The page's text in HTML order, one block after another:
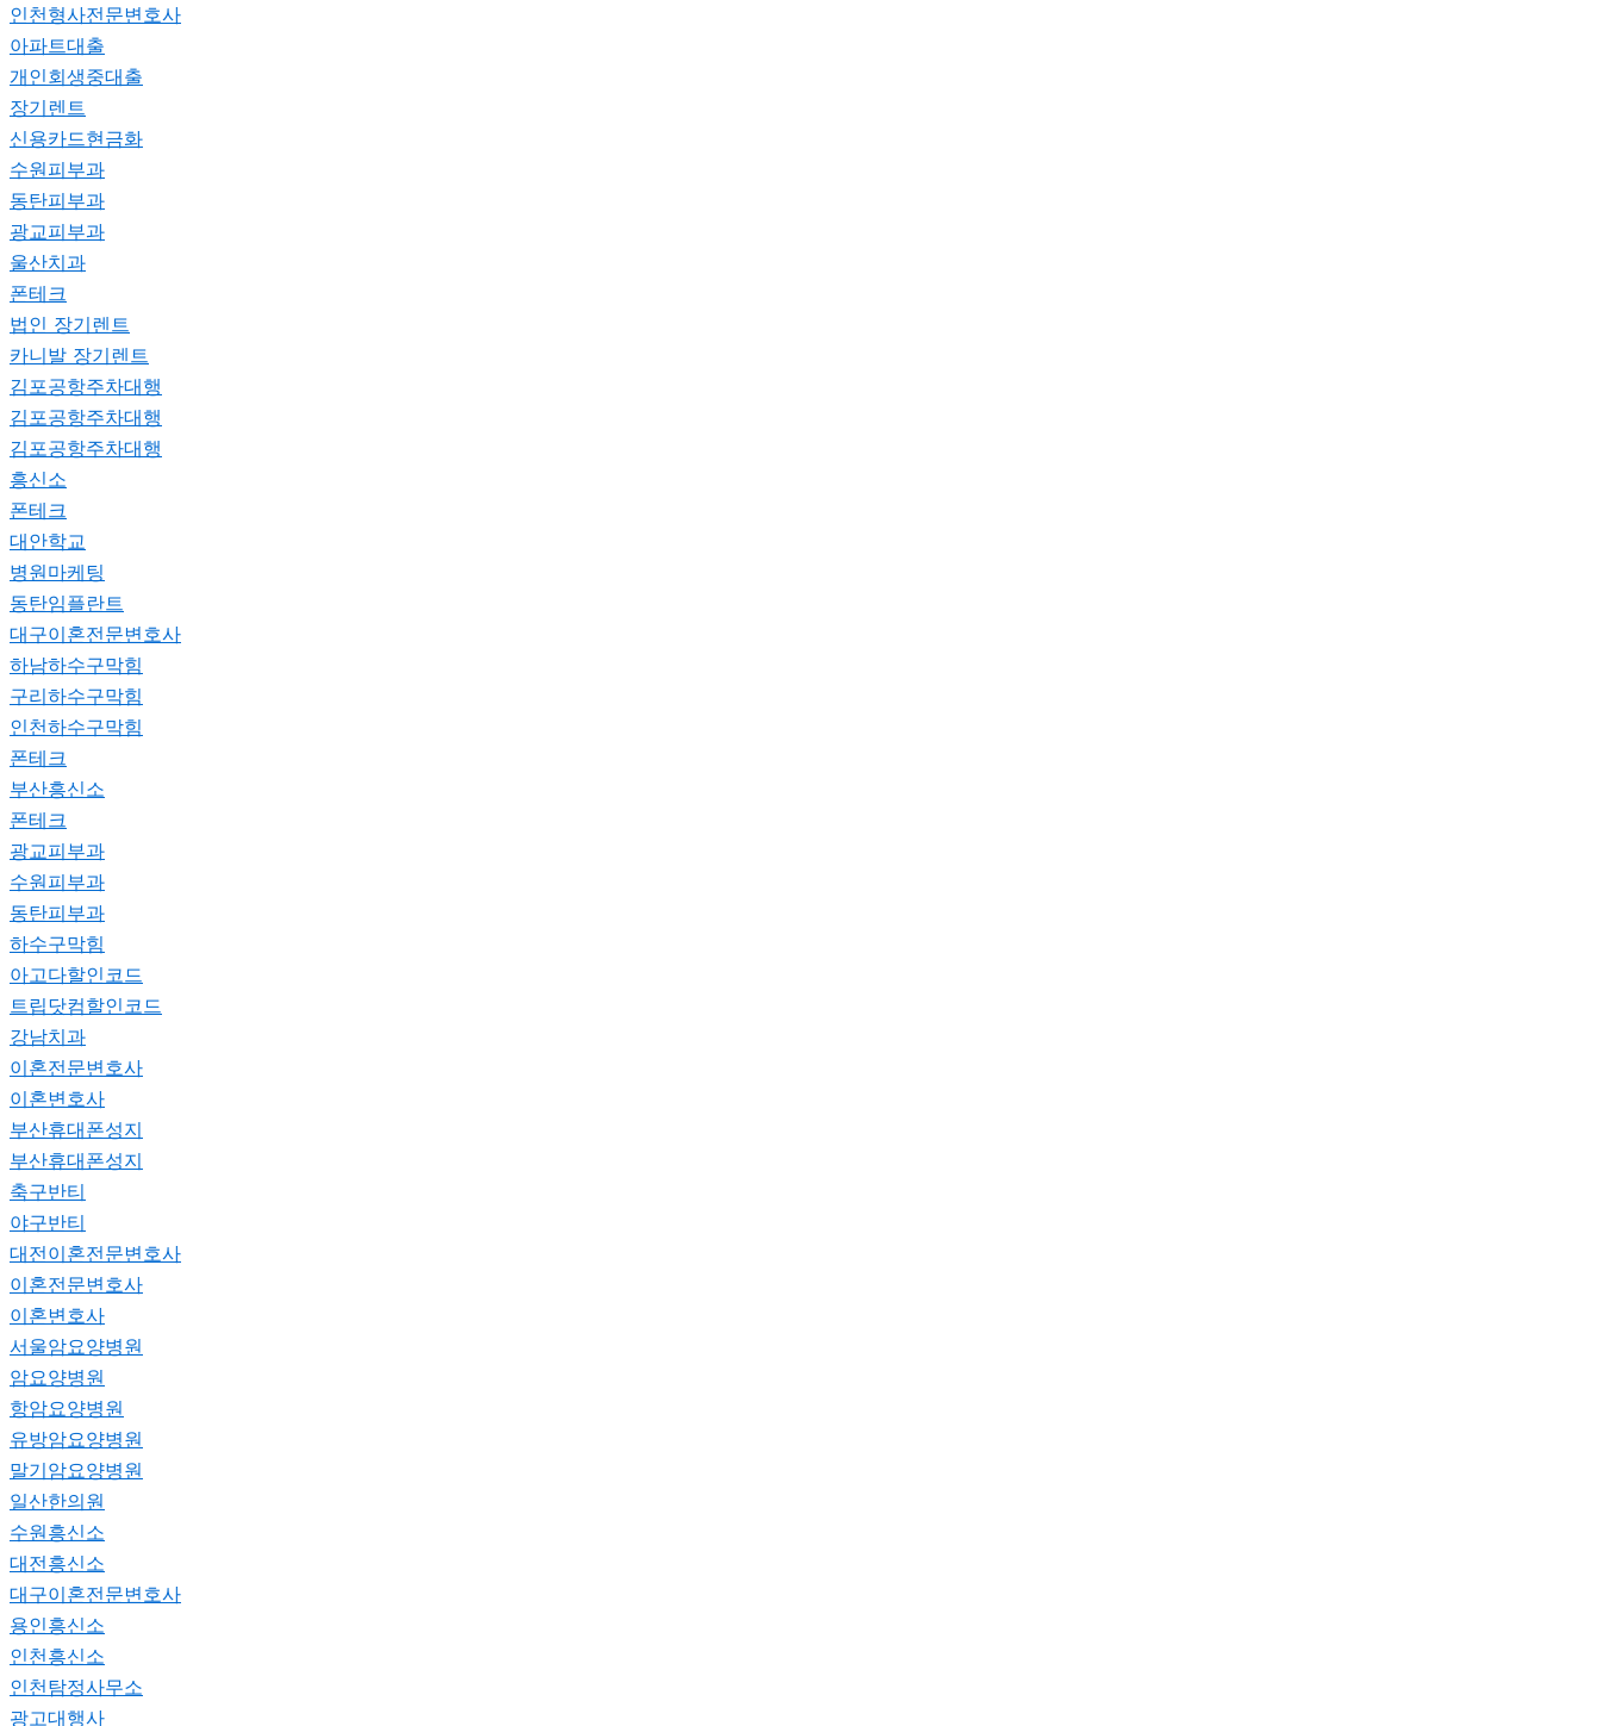
인천형사전문변호사
아파트대출
개인회생중대출
장기렌트
신용카드현금화
수원피부과
동탄피부과
광교피부과
울산치과
폰테크
법인 장기렌트
카니발 장기렌트
김포공항주차대행
김포공항주차대행
김포공항주차대행
흥신소
폰테크
대안학교
병원마케팅
동탄임플란트
대구이혼전문변호사
하남하수구막힘
구리하수구막힘
인천하수구막힘
폰테크
부산흥신소
폰테크
광교피부과
수원피부과
동탄피부과
하수구막힘
아고다할인코드
트립닷컴할인코드
강남치과
이혼전문변호사
이혼변호사
부산휴대폰성지
부산휴대폰성지
축구반티
야구반티
대전이혼전문변호사
이혼전문변호사
이혼변호사
서울암요양병원
암요양병원
항암요양병원
유방암요양병원
말기암요양병원
일산한의원
수원흥신소
대전흥신소
대구이혼전문변호사
용인흥신소
인천흥신소
인천탐정사무소
광고대행사